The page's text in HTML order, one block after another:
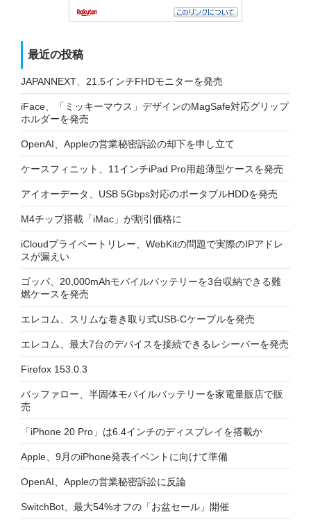
最近の投稿
JAPANNEXT、21.5インチFHDモニターを発売
iFace、「ミッキーマウス」デザインのMagSafe対応グリップ
ホルダーを発売
OpenAI、Appleの営業秘密訴訟の却下を申し立て
ケースフィニット、11インチiPad Pro用超薄型ケースを発売
アイオーデータ、USB 5Gbps対応のポータブルHDDを発売
M4チップ搭載「iMac」が割引価格に
iCloudプライベートリレー、WebKitの問題で実際のIPアドレ
スが漏えい
ゴッパ、20,000mAhモバイルバッテリーを3台収納できる難
燃ケースを発売
エレコム、スリムな巻き取り式USB-Cケーブルを発売
エレコム、最大7台のデバイスを接続できるレシーバーを発売
Firefox 153.0.3
バッファロー、半固体モバイルバッテリーを家電量販店で販
売
「iPhone 20 Pro」は6.4インチのディスプレイを搭載か
Apple、9月のiPhone発表イベントに向けて準備
OpenAI、Appleの営業秘密訴訟に反論
SwitchBot、最大54%オフの「お盆セール」開催